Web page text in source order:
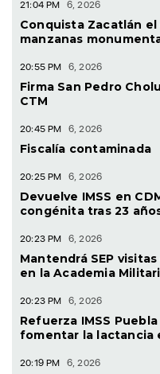
21:04 PM 6, 2026
Conquista Zacatlán
manzanas
20:55 PM 6, 2026
Firma San Pedro
CTM
20:45 PM 6, 2026
Fiscalía contaminada
20:25 PM 6, 2026
Devuelve IMSS en
congénita tras 23
20:23 PM 6, 2026
Mantendrá SEP
en la Academia
20:23 PM 6, 2026
Refuerza IMSS
fomentar la lactancia
20:19 PM 6, 2026